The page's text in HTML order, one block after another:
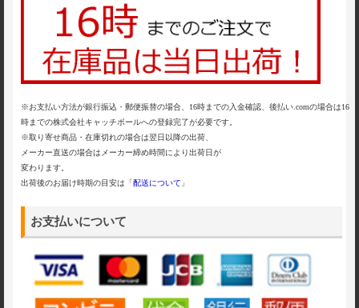
※お支払い方法が銀行振込・郵便振替の場合、16時までの入金確認、後払い.comの場合は16
時までの株式会社キャッチボールへの登録完了が必要です。
※取り寄せ商品・在庫切れの場合は翌日以降の出荷、
メーカー直送の場合はメーカー締め時間により出荷日が
変わります。
出荷後のお届け時期の目安は「配送について 」
お支払いについて